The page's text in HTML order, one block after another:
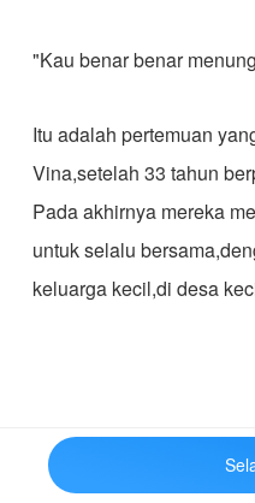
"Kau benar benar
Itu adalah pertemuan
Vina,setelah 33 tahun
Pada akhirnya mereka
untuk selalu
keluarga kecil,di desa